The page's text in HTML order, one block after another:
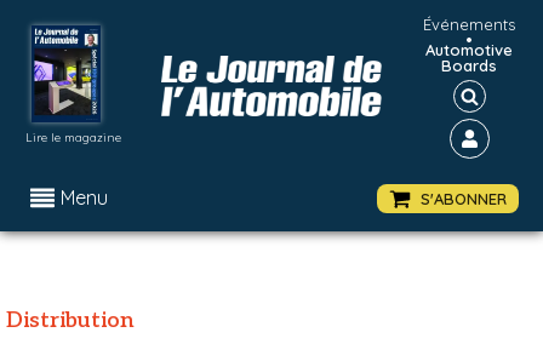
Lire le magazine
Événements
•
Automotive
Boards
Menu S'ABONNER
Distribution